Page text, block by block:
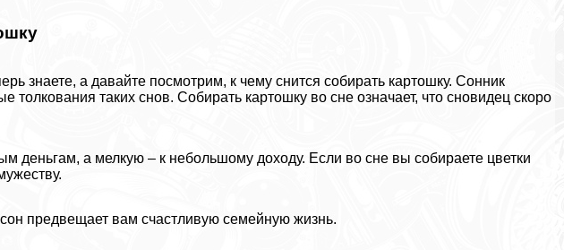
знаете, а давайте посмотрим, к чему снится собирать картошку. Сонник
толкования таких снов. Собирать картошку во сне означает, что сновидец скоро
деньгам, а мелкую – к небольшому доходу. Если во сне вы собираете цветки
предвещает вам счастливую семейную жизнь.